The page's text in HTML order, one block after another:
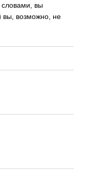
вы
вы, возможно, не